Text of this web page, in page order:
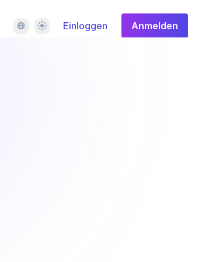
SpracheDesign Einloggen Anmelden